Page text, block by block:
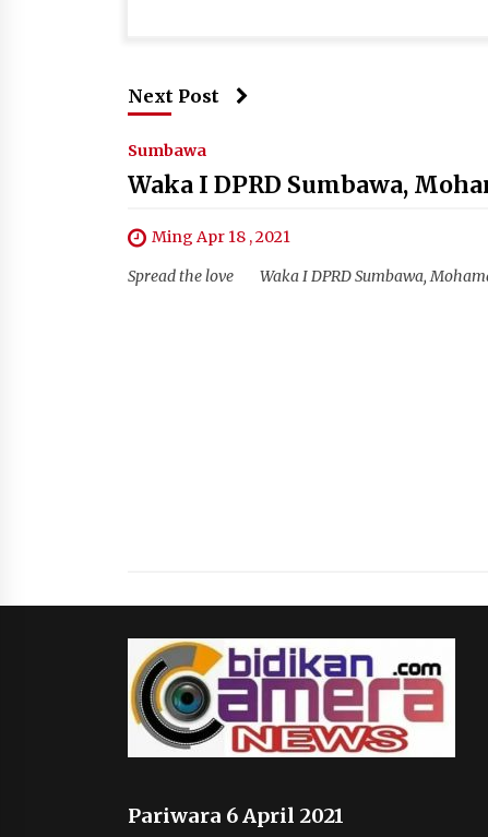
Next Post
Sumbawa
Waka I DPRD Sumbawa,
Ming Apr 18 , 2021
Spread the love Waka I DPRD Sumbawa,
Pariwara 6 April 2021